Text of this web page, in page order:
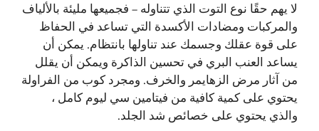
لا يهم حقًا نوع التوت الذي تتناوله – فجميعها مليئة بالألياف
والمركبات ومضادات الأكسدة التي تساعد في الحفاظ
على قوة عقلك وجسمك عند تناولها بانتظام. يمكن أن
يساعد العنب البري في تحسين الذاكرة ويمكن أن يقلل
من آثار مرض الزهايمر والخرف. ومجرد كوب من الفراولة
يحتوي على كمية كافية من فيتامين سي ليوم كامل ،
والذي يحتوي على خصائص شد الجلد.